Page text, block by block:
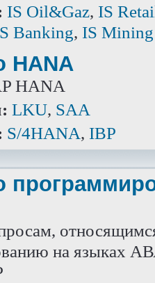
IS Oil&Gaz, IS
Banking, IS Mining
HANA
HANA
LKU, SAA
S/4HANA, IBP
на языках